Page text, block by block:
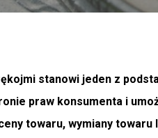
stanowi jeden z
praw konsumenta i
towaru, wymiany